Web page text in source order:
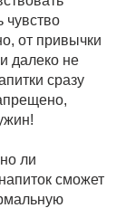
чувство
от привычки
далеко не
сразу
ли
сможет